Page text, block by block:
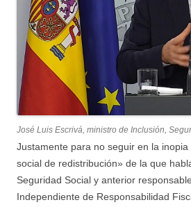
José Luis Escrivá, ministro de Inclusión,
Justamente para no seguir en la
social de redistribución» de la que
Seguridad Social y anterior
Independiente de Responsabilidad